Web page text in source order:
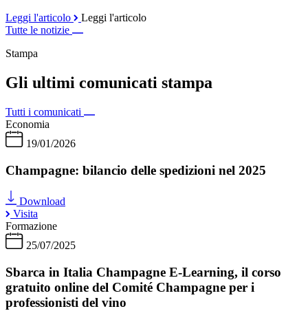
Leggi l'articolo
Leggi l'articolo
Tutte le notizie
Stampa
Gli ultimi comunicati stampa
Tutti i comunicati
Economia
19/01/2026
Champagne: bilancio delle spedizioni nel 2025
Download
Visita
Formazione
25/07/2025
Sbarca in Italia Champagne E-Learning, il corso
gratuito online del Comité Champagne per i
professionisti del vino